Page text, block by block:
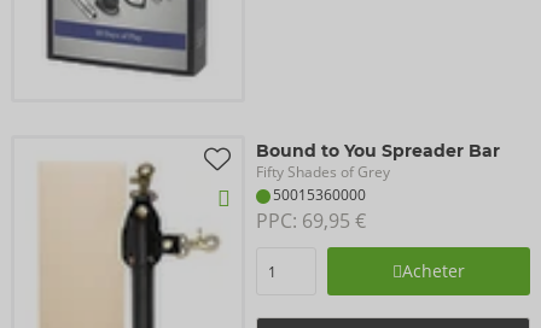
Bound to You Spreader Bar
Fifty Shades of Grey
50015360000
PPC: 69,95 €
Acheter